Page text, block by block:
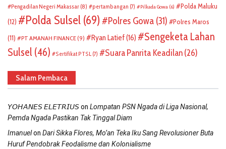
Pengadilan Negeri Makassar (8) pertambangan (7) Pilkada Gowa (6)
Polda Maluku
(12)
Polda Sulsel (69) Polres Gowa (31)
Polres Maros
(11)
PT AMANAH FINANCE(9) Ryan Latief(16)
Sengeketa Lahan
Sulsel (46) Sertifikat PTSL (7) Suara Panrita Keadilan(26)
Salam Pembaca
𝘠𝘖𝘏𝘈𝘕𝘌𝘚 𝘌𝘓𝘌𝘛𝘙𝘐𝘜𝘚on Lompatan PSN Ngada di Liga Nasional,
Pemda Ngada Pastikan Tak Tinggal Diam
Imanuelon Dari Sikka Flores, Mo’an Teka Iku Sang Revolusioner Buta
Huruf Pendobrak Feodalisme dan Kolonialisme